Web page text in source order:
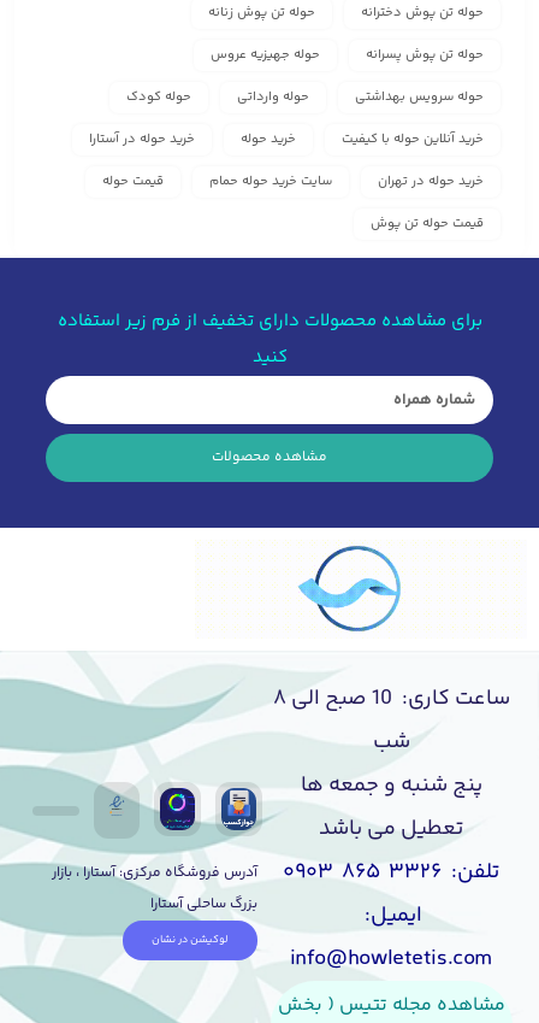
حوله تن پوش دخترانه حوله تن پوش زنانه
حوله تن پوش پسرانه حوله جهیزیه عروس
حوله سرویس بهداشتی حوله وارداتی حوله کودک
خرید آنلاین حوله با کیفیت خرید حوله خرید حوله در آستارا
خرید حوله در تهران سایت خرید حوله حمام قیمت حوله
قیمت حوله تن پوش
برای مشاهده محصولات دارای تخفیف از فرم زیر استفاده
کنید
مشاهده محصولات
ساعت کاری: 10 صبح الی ۸
شب
پنج شنبه و جمعه ها
تعطیل می باشد
تلفن: ۳۳۲۶ ۸۶۵ ۰۹۰۳
ایمیل:
info@howletetis.com
مشاهده مجله تتیس ( بخش
آدرس فروشگاه مرکزی: آستارا ، بازار
بزرگ ساحلی آستارا
لوکیشن در نشان